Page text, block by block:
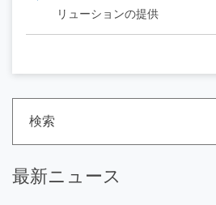
リューションの提供
最新ニュース